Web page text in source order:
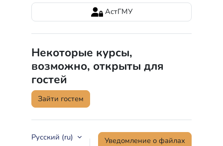
АстГМУ
Некоторые курсы,
возможно, открыты для
гостей
Зайти гостем
Русский ‎(ru)‎
Уведомление о файлах